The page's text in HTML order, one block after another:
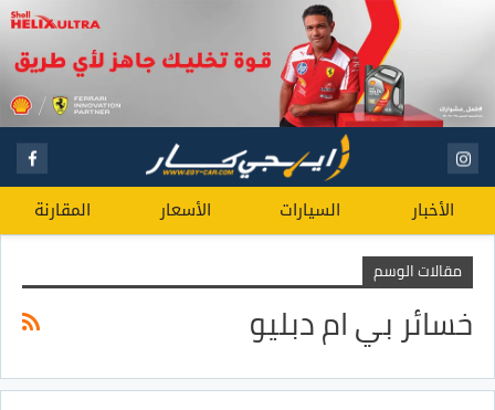
الأخبار السيارات الأسعار المقارنة
مقالات الوسم
خسائر بي ام دبليو